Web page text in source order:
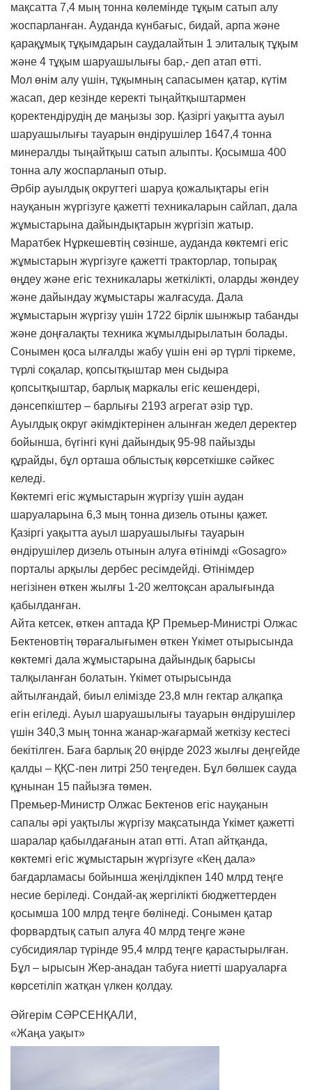
мақсатта 7,4 мың тонна көлемінде тұқым сатып алу
жоспарланған. Ауданда күнбағыс, бидай, арпа және
қарақұмық тұқымдарын саудалайтын 1 элиталық тұқым
және 4 тұқым шаруашылығы бар,- деп атап өтті.
Мол өнім алу үшін, тұқымның сапасымен қатар, күтім
жасап, дер кезінде керекті тыңайтқыштармен
қоректендірудің де маңызы зор. Қазіргі уақытта ауыл
шаруашылығы тауарын өндірушілер 1647,4 тонна
минералды тыңайтқыш сатып алыпты. Қосымша 400
тонна алу жоспарланып отыр.
Әрбір ауылдық округтегі шаруа қожалықтары егін
науқанын жүргізуге қажетті техникаларын сайлап, дала
жұмыстарына дайындықтарын жүргізіп жатыр.
Маратбек Нұркешевтің сөзінше, ауданда көктемгі егіс
жұмыстарын жүргізуге қажетті тракторлар, топырақ
өңдеу және егіс техникалары жеткілікті, оларды жөндеу
және дайындау жұмыстары жалғасуда. Дала
жұмыстарын жүргізу үшін 1722 бірлік шынжыр табанды
және доңғалақты техника жұмылдырылатын болады.
Сонымен қоса ылғалды жабу үшін ені әр түрлі тіркеме,
түрлі соқалар, қопсытқыштар мен сыдыра
қопсытқыштар, барлық маркалы егіс кешендері,
дәнсепкіштер – барлығы 2193 агрегат әзір тұр.
Ауылдық округ әкімдіктерінен алынған жедел деректер
бойынша, бүгінгі күні дайындық 95-98 пайызды
құрайды, бұл орташа облыстық көрсеткішке сәйкес
келеді.
Көктемгі егіс жұмыстарын жүргізу үшін аудан
шаруаларына 6,3 мың тонна дизель отыны қажет.
Қазіргі уақытта ауыл шаруашылығы тауарын
өндірушілер дизель отынын алуға өтінімді «Gosagro»
порталы арқылы дербес ресімдейді. Өтінімдер
негізінен өткен жылғы 1-20 желтоқсан аралығында
қабылданған.
Айта кетсек, өткен аптада ҚР Премьер-Министрі Олжас
Бектеновтің төрағалығымен өткен Үкімет отырысында
көктемгі дала жұмыстарына дайындық барысы
талқыланған болатын. Үкімет отырысында
айтылғандай, биыл елімізде 23,8 млн гектар алқапқа
егін егіледі. Ауыл шаруашылығы тауарын өндірушілер
үшін 340,3 мың тонна жанар-жағармай жеткізу кестесі
бекітілген. Баға барлық 20 өңірде 2023 жылғы деңгейде
қалды – ҚҚС-пен литрі 250 теңгеден. Бұл бөлшек сауда
құнынан 15 пайызға төмен.
Премьер-Министр Олжас Бектенов егіс науқанын
сапалы әрі уақтылы жүргізу мақсатында Үкімет қажетті
шаралар қабылдағанын атап өтті. Атап айтқанда,
көктемгі егіс жұмыстарын жүргізуге «Кең дала»
бағдарламасы бойынша жеңілдікпен 140 млрд теңге
несие беріледі. Сондай-ақ жергілікті бюджеттерден
қосымша 100 млрд теңге бөлінеді. Сонымен қатар
форвардтық сатып алуға 40 млрд теңге және
субсидиялар түрінде 95,4 млрд теңге қарастырылған.
Бұл – ырысын Жер-анадан табуға ниетті шаруаларға
көрсетіліп жатқан үлкен қолдау.
Әйгерім СӘРСЕНҚАЛИ,
«Жаңа уақыт»